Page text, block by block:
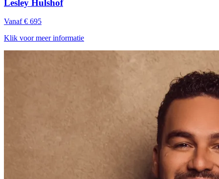
Lesley Hulshof
Vanaf € 695
Klik voor meer informatie